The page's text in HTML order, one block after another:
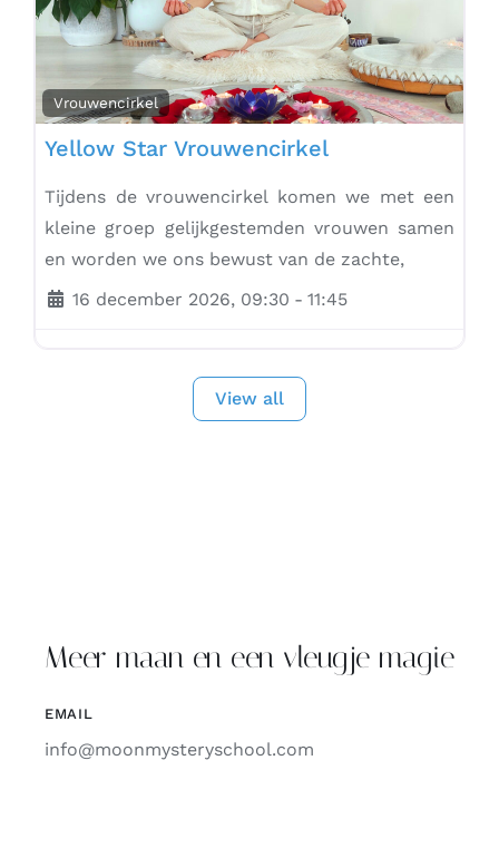
Vrouwencirkel
Yellow Star Vrouwencirkel
Tijdens de vrouwencirkel komen we met een
kleine groep gelijkgestemden vrouwen samen
en worden we ons bewust van de zachte,
16 december 2026, 09:30 - 11:45
View all
Meer maan en een vleugje magie
EMAIL
info@moonmysteryschool.com